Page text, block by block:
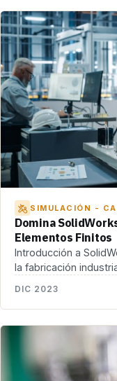
SIMULACIÓN -
Domina
Elementos Finitos
Introducción a
la fabricación
DIC 2023